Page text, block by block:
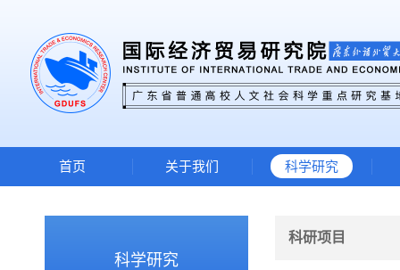
首页 关于我们 科学研究
科学研究
科研项目